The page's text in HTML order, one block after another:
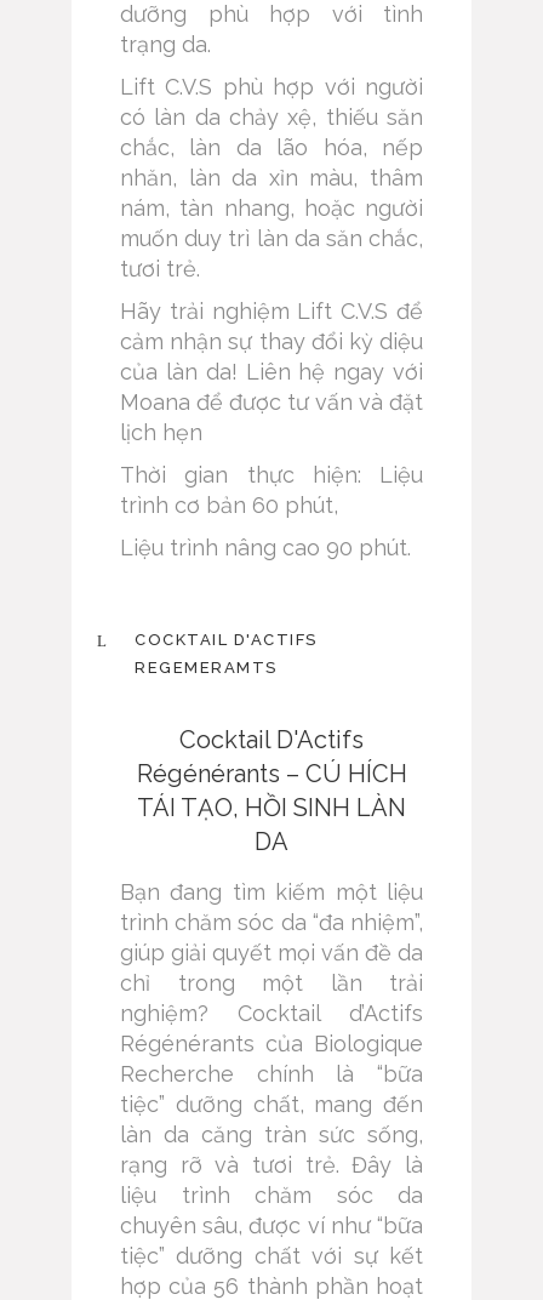
dưỡng phù hợp với tình
trạng da.
Lift C.V.S phù hợp với người
có làn da chảy xệ, thiếu săn
chắc, làn da lão hóa, nếp
nhăn, làn da xỉn màu, thâm
nám, tàn nhang, hoặc người
muốn duy trì làn da săn chắc,
tươi trẻ.
Hãy trải nghiệm Lift C.V.S để
cảm nhận sự thay đổi kỳ diệu
của làn da! Liên hệ ngay với
Moana để được tư vấn và đặt
lịch hẹn
Thời gian thực hiện: Liệu
trình cơ bản 60 phút,
Liệu trình nâng cao 90 phút.
COCKTAIL D'ACTIFS
REGEMERAMTS
Cocktail D'Actifs
Régénérants – CÚ HÍCH
TÁI TẠO, HỒI SINH LÀN
DA
Bạn đang tìm kiếm một liệu
trình chăm sóc da “đa nhiệm”,
giúp giải quyết mọi vấn đề da
chỉ trong một lần trải
nghiệm? Cocktail d’Actifs
Régénérants của Biologique
Recherche chính là “bữa
tiệc” dưỡng chất, mang đến
làn da căng tràn sức sống,
rạng rỡ và tươi trẻ. Đây là
liệu trình chăm sóc da
chuyên sâu, được ví như “bữa
tiệc” dưỡng chất với sự kết
hợp của 56 thành phần hoạt